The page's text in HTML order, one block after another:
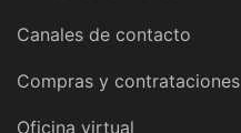
Canales de contacto
Compras y contrataciones
Oficina virtual